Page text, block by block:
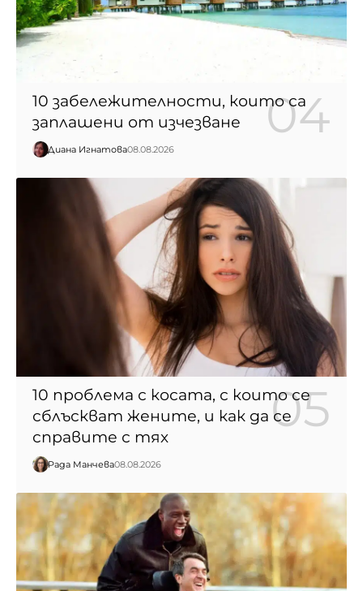
10 забележителности, които са
заплашени от изчезване
Диана Игнатова08.08.2026
10 проблема с косата, с които се
сблъскват жените, и как да се
справите с тях
Рада Манчева08.08.2026